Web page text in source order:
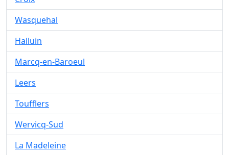
Wasquehal
Halluin
Marcq-en-Baroeul
Leers
Toufflers
Wervicq-Sud
La Madeleine